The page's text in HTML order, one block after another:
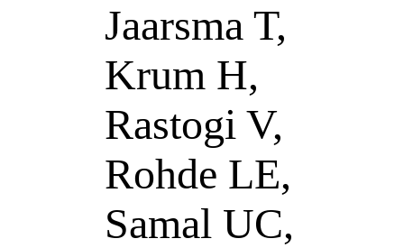
Jaarsma T,
Krum H,
Rastogi V,
Rohde LE,
Samal UC,